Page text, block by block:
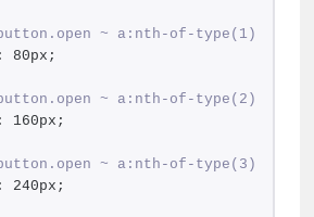
~ a:nth-of-type(1) {
80px;
~ a:nth-of-type(2) {
160px;
~ a:nth-of-type(3) {
240px;